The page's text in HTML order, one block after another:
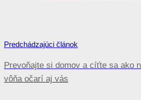
Navigácia
v
článku
Predchádzajúci článok
Prevoňajte si domov a cíťte sa ako
vôňa očarí aj vás